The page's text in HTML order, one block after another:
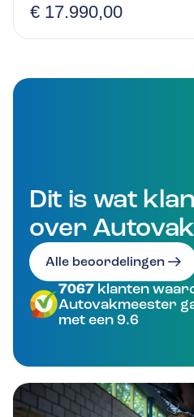
€ 17.990,00
Dit is wat
over
Alle beoordelingen
7067 klanten
Autovakmeester
met een 9.6